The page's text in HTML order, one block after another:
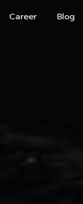
Career Blog